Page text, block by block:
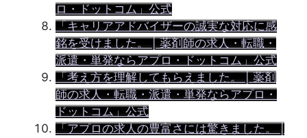
ロ・ドットコム」公式
「キャリアアドバイザーの誠実な対応に感
銘を受けました。 | 薬剤師の求人・転職・
派遣・単発ならアプロ・ドットコム」公式
「考え方を理解してもらえました。 | 薬剤
師の求人・転職・派遣・単発ならアプロ・
ドットコム」公式
「アプロの求人の豊富さには驚きました。 |